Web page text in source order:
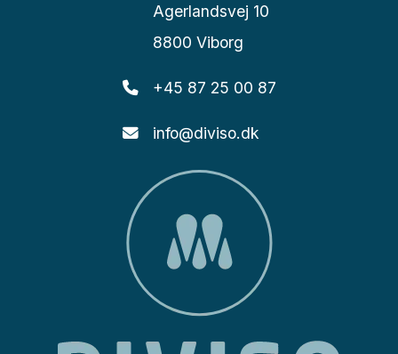
Agerlandsvej 10
8800 Viborg
+45 87 25 00 87
info@diviso.dk